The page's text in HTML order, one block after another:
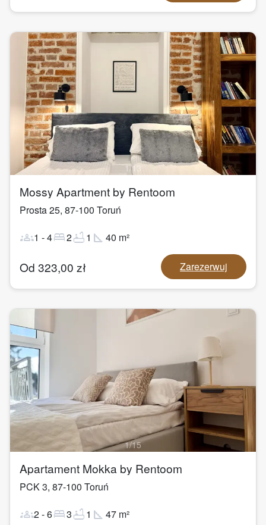
1 /13
Mossy Apartment by Rentoom
Prosta 25, 87-100 Toruń
groups1 -4bed2bathtub1 square_foot 40 m²
Od 323,00 zł Zarezerwuj
1/15
Apartament Mokka by Rentoom
PCK 3, 87-100 Toruń
groups2-6bed3bathtub1 square_foot 47 m²